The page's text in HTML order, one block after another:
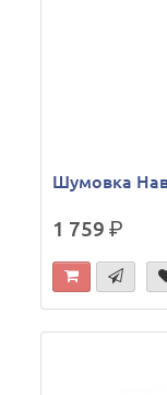
Шумовка
1 759р.